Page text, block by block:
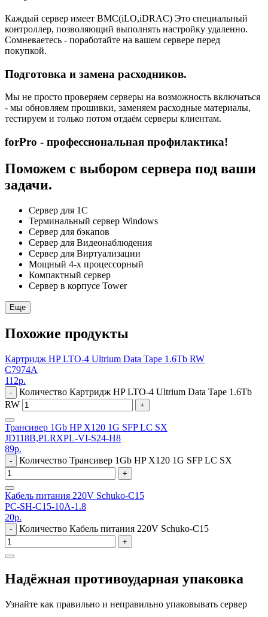
Каждый сервер имеет BMC(iLO,iDRAC) Это специальный
контроллер, позволяющий выполнять настройку удаленно.
Сомневаетесь - поработайте на вашем сервере перед
покупкой.
Подготовка и замена расходников.
Мы не просто проверяем серверы на возможность включаться
- мы обновляем прошивки, заменяем расходные материалы,
тестируем и только потом отдаём серверы клиентам.
forPro - профессиональная профилактика!
Поможем с выбором сервера под ваши
задачи.
Сервер для 1С
Терминальный сервер Windows
Сервер для бэкапов
Сервер для Видеонаблюдения
Сервер для Виртуализации
Мощный 4-х процессорный
Компактный сервер
Сервер в корпусе Tower
Еще
Похожие продукты
Картридж HP LTO-4 Ultrium Data Tape 1.6Tb RW
C7974A
112р.
-
Количество Картридж HP LTO-4 Ultrium Data Tape 1.6Tb
RW
+
Трансивер 1Gb HP X120 1G SFP LC SX
JD118B,PLRXPL-VI-S24-H8
89р.
- Количество Трансивер 1Gb HP X120 1G SFP LC SX
+
Кабель питания 220V Schuko-C15
PC-SH-C15-10A-1.8
20р.
- Количество Кабель питания 220V Schuko-C15
+
Надёжная противоударная упаковка
Узнайте как правильно и неправильно упаковывать сервер